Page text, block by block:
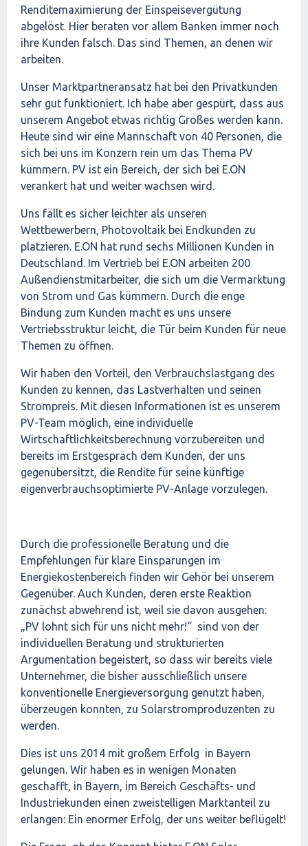
Renditemaximierung der Einspeisevergütung
abgelöst. Hier beraten vor allem Banken immer noch
ihre Kunden falsch. Das sind Themen, an denen wir
arbeiten.
Unser Marktpartneransatz hat bei den Privatkunden
sehr gut funktioniert. Ich habe aber gespürt, dass aus
unserem Angebot etwas richtig Großes werden kann.
Heute sind wir eine Mannschaft von 40 Personen, die
sich bei uns im Konzern rein um das Thema PV
kümmern. PV ist ein Bereich, der sich bei E.ON
verankert hat und weiter wachsen wird.
Uns fällt es sicher leichter als unseren
Wettbewerbern, Photovoltaik bei Endkunden zu
platzieren. E.ON hat rund sechs Millionen Kunden in
Deutschland. Im Vertrieb bei E.ON arbeiten 200
Außendienstmitarbeiter, die sich um die Vermarktung
von Strom und Gas kümmern. Durch die enge
Bindung zum Kunden macht es uns unsere
Vertriebsstruktur leicht, die Tür beim Kunden für neue
Themen zu öffnen.
Wir haben den Vorteil, den Verbrauchslastgang des
Kunden zu kennen, das Lastverhalten und seinen
Strompreis. Mit diesen Informationen ist es unserem
PV-Team möglich, eine individuelle
Wirtschaftlichkeitsberechnung vorzubereiten und
bereits im Erstgespräch dem Kunden, der uns
gegenübersitzt, die Rendite für seine künftige
eigenverbrauchsoptimierte PV-Anlage vorzulegen.
Durch die professionelle Beratung und die
Empfehlungen für klare Einsparungen im
Energiekostenbereich finden wir Gehör bei unserem
Gegenüber. Auch Kunden, deren erste Reaktion
zunächst abwehrend ist, weil sie davon ausgehen:
„PV lohnt sich für uns nicht mehr!“ sind von der
individuellen Beratung und strukturierten
Argumentation begeistert, so dass wir bereits viele
Unternehmer, die bisher ausschließlich unsere
konventionelle Energieversorgung genutzt haben,
überzeugen konnten, zu Solarstromproduzenten zu
werden.
Dies ist uns 2014 mit großem Erfolg in Bayern
gelungen. Wir haben es in wenigen Monaten
geschafft, in Bayern, im Bereich Geschäfts- und
Industriekunden einen zweistelligen Marktanteil zu
erlangen: Ein enormer Erfolg, der uns weiter beflügelt!